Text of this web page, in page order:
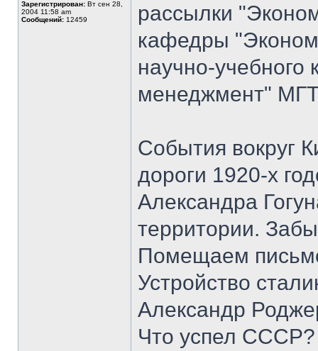
Зарегистрирован: Вт сен 28,
2004 11:58 am
Сообщений: 12459
рассылки
кафедры
научно-
менеджмент"
События вокруг
дороги 1920-х
Александра
территории.
Помещаем
Устройство
Александр
Что успел СССР?